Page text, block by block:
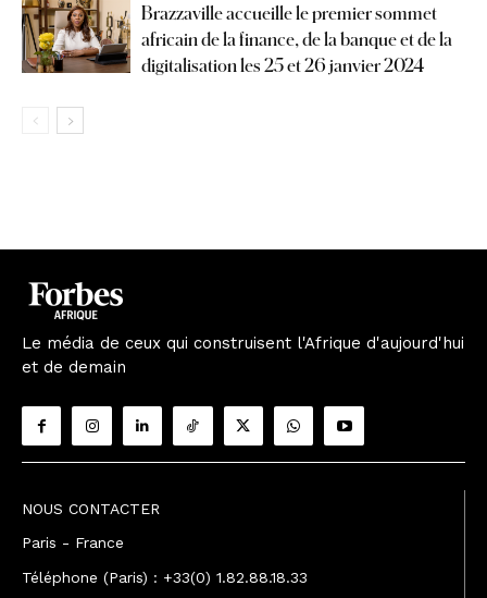
Brazzaville accueille le premier sommet
africain de la finance, de la banque et de la
digitalisation les 25 et 26 janvier 2024
Le média de ceux qui construisent l'Afrique d'aujourd'hui
et de demain
NOUS CONTACTER
Paris - France
Téléphone (Paris) : +33(0) 1.82.88.18.33